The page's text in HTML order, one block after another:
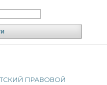
ПРАВОВОЙ